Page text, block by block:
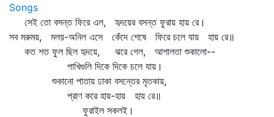
Songs
সেই তো বসন্ত ফিরে এল, হৃদয়ের বসন্ত ফুরায় হায় রে।
সব মরুময়, মলয়-অনিল এসে কেঁদে শেষে ফিরে চলে যায় হায় রে॥
কত শত ফুল ছিল হৃদয়ে, ঝরে গেল, আশালতা শুকালো--
পাখিগুলি দিকে দিকে চলে যায়।
শুকানো পাতায় ঢাকা বসন্তের মৃতকায়,
প্রাণ করে হায়-হায় হায় রে॥
ফুরাইল সকলই।